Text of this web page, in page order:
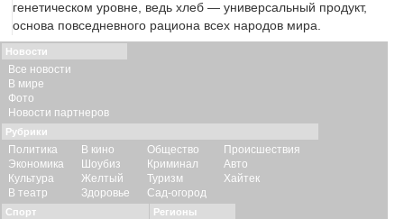
генетическом уровне, ведь хлеб — универсальный продукт,
основа повседневного рациона всех народов мира.
Новости
Все новости
В мире
Фото
Новости партнеров
Рубрики
Политика
Экономика
Культура
В театр
В кино
Шоубиз
Желтый
Здоровье
Общество
Криминал
Туризм
Сад-огород
Происшествия
Авто
Хайтек
Спорт Регионы